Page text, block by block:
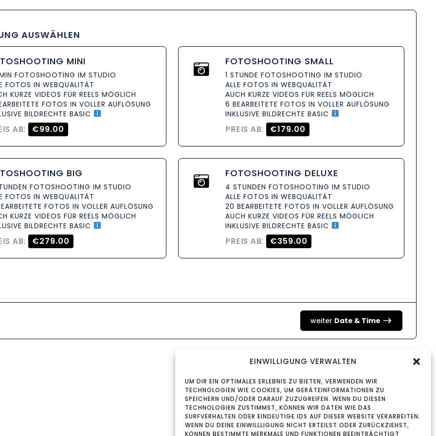
EINWILLIGUNG VERWALTEN
UM DIR EIN OPTIMALES ERLEBNIS ZU BIETEN, VERWENDEN WIR
TECHNOLOGIEN WIE COOKIES, UM GERÄTEINFORMATIONEN ZU
SPEICHERN UND/ODER DARAUF ZUZUGREIFEN. WENN DU DIESEN
TECHNOLOGIEN ZUSTIMMST, KÖNNEN WIR DATEN WIE DAS
SURFVERHALTEN ODER EINDEUTIGE IDS AUF DIESER WEBSITE VERARBEITEN.
WENN DU DEINE EINWILLLIGUNG NICHT ERTEILST ODER ZURÜCKZIEHST,
KÖNNEN BESTIMMTE MERKMALE UND FUNKTIONEN BEEINTRÄCHTIGT
AUSWÄHLEN
MINI
FOTOSHOOTING IM STUDIO
FOTOS IN WEBQUALITÄT
KURZE VIDEOS FÜR REELS MÖGLICH
FOTOS IN VOLLER AUFLÖSUNG
BILDRECHTE BASIC
AB: €99.00
FOTOSHOOTING SMALL
1 STUNDE FOTOSHOOTING IM STUDIO
ALLE FOTOS IN WEBQUALITÄT
AUCH KURZE VIDEOS FÜR REELS MÖGLICH
6 BEARBEITETE FOTOS IN VOLLER AUFLÖSUNG
INKLUSIVE BILDRECHTE BASIC
PREIS AB: €179.00
BIG
FOTOSHOOTING IM STUDIO
FOTOS IN WEBQUALITÄT
FOTOS IN VOLLER AUFLÖSUNG
KURZE VIDEOS FÜR REELS MÖGLICH
BILDRECHTE BASIC
AB: €279.00
FOTOSHOOTING DELUXE
4 STUNDEN FOTOSHOOTING IM STUDIO
ALLE FOTOS IN WEBQUALITÄT
20 BEARBEITETE FOTOS IN VOLLER AUFLÖSUNG
AUCH KURZE VIDEOS FÜR REELS MÖGLICH
INKLUSIVE BILDRECHTE BASIC
PREIS AB: €359.00
weiter Date & Time